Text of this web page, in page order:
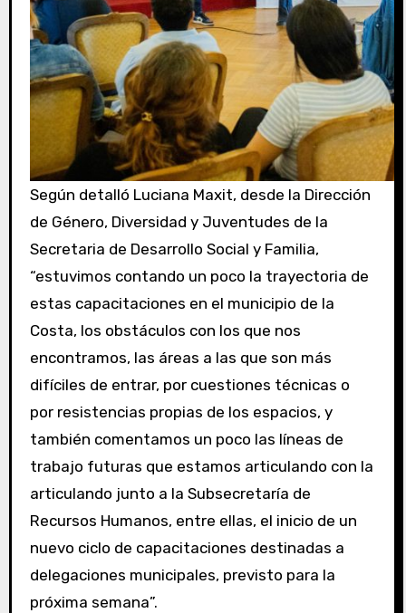
Según detalló Luciana Maxit, desde la Dirección
de Género, Diversidad y Juventudes de la
Secretaria de Desarrollo Social y Familia,
“estuvimos contando un poco la trayectoria de
estas capacitaciones en el municipio de la
Costa, los obstáculos con los que nos
encontramos, las áreas a las que son más
difíciles de entrar, por cuestiones técnicas o
por resistencias propias de los espacios, y
también comentamos un poco las líneas de
trabajo futuras que estamos articulando con la
articulando junto a la Subsecretaría de
Recursos Humanos, entre ellas, el inicio de un
nuevo ciclo de capacitaciones destinadas a
delegaciones municipales, previsto para la
próxima semana”.